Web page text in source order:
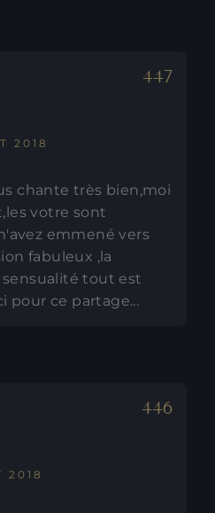
2018
chante très bien,moi
votre sont
emmené vers
fabuleux ,la
sensualité tout est
pour ce partage...
2018